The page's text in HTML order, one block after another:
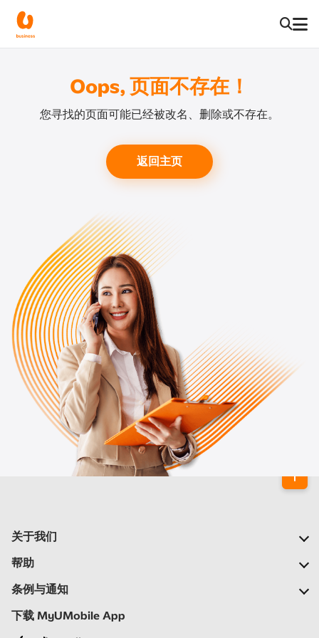
Oops, 页面不存在！
您寻找的页面可能已经被改名、删除或不存在。
返回主页
关于我们
我们的公司
新闻中心
加入我们
帮助
常见问题
自助
条例与通知
重要通告
下载 MyUMobile App